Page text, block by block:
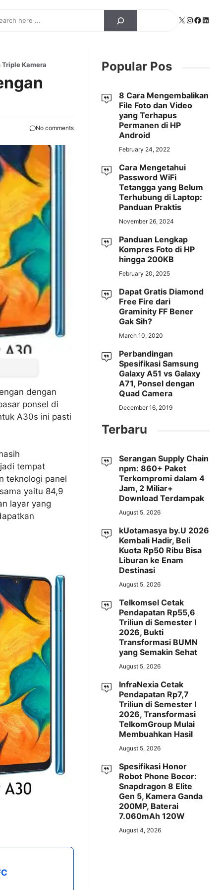
X Instagram
Kamera
No comments
dengan
ponsel di
A30s ini pasti
tempat
teknologi panel
yaitu 84,9
layar yang
Popular Pos
8 Cara Mengembalikan
File Foto dan Video
yang Terhapus
Permanen di HP
Android
February 24, 2022
Cara Mengetahui
Password WiFi
Tetangga yang Belum
Terhubung di Laptop:
Panduan Praktis
November 26, 2024
Panduan Lengkap
Kompres Foto di HP
hingga 200KB
February 20, 2025
Dapat Gratis Diamond
Free Fire dari
Graminity FF Bener
Gak Sih?
March 10, 2020
Perbandingan
Spesifikasi Samsung
Galaxy A51 vs Galaxy
A71, Ponsel dengan
Quad Camera
December 16, 2019
Terbaru
Serangan Supply Chain
npm: 860+ Paket
Terkompromi dalam 4
Jam, 2 Miliar+
Download Terdampak
August 5, 2026
kUotamasya by.U 2026
Kembali Hadir, Beli
Kuota Rp50 Ribu Bisa
Liburan ke Enam
Destinasi
August 5, 2026
Telkomsel Cetak
Pendapatan Rp55,6
Triliun di Semester I
2026, Bukti
Transformasi BUMN
yang Semakin Sehat
August 5, 2026
InfraNexia Cetak
Pendapatan Rp7,7
Triliun di Semester I
2026, Transformasi
TelkomGroup Mulai
Membuahkan Hasil
August 5, 2026
Spesifikasi Honor
Robot Phone Bocor:
Snapdragon 8 Elite
Gen 5, Kamera Ganda
200MP, Baterai
7.060mAh 120W
August 4, 2026